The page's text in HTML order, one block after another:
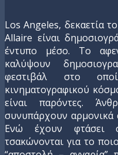
Los Angeles, δεκαετία
Allaire είναι
έντυπο μέσο. Το
καλύψουν
φεστιβάλ στο
κινηματογραφικού
είναι παρόντες.
συνυπάρχουν
Ενώ έχουν φτάσει
τσακώνονται για το